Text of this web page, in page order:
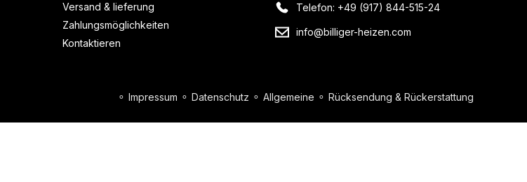
Versand & lieferung
Zahlungsmöglichkeiten
Kontaktieren
Telefon: +49 (917) 844-515-24
info@billiger-heizen.com
⚬ Impressum ⚬ Datenschutz ⚬ Allgemeine ⚬ Rücksendung & Rückerstattung